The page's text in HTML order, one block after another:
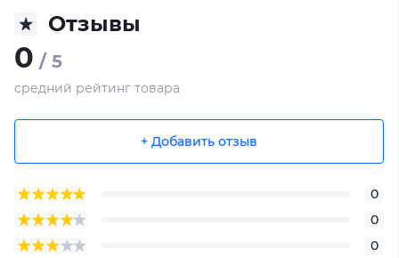
Отзывы
0 / 5
средний рейтинг товара
+ Добавить отзыв
0
0
0